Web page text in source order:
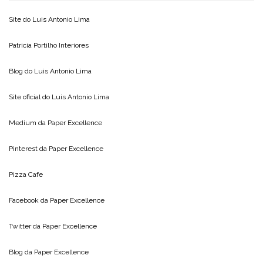
Site do Luis Antonio Lima
Patricia Portilho Interiores
Blog do Luis Antonio Lima
Site oficial do Luis Antonio Lima
Medium da Paper Excellence
Pinterest da Paper Excellence
Pizza Cafe
Facebook da Paper Excellence
Twitter da Paper Excellence
Blog da Paper Excellence